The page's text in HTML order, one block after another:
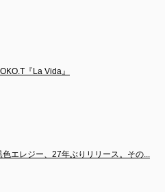
『La Vida』
色エレジー、27年ぶりリリース。その...